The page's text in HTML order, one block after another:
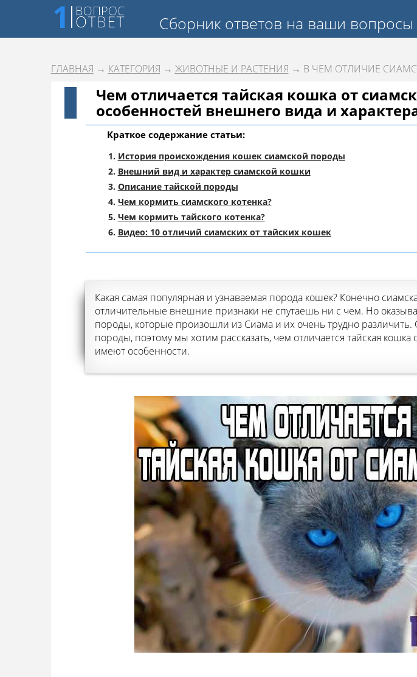
Сборник ответов на ваши вопросы
ГЛАВНАЯ → КАТЕГОРИЯ → ЖИВОТНЫЕ И РАСТЕНИЯ → В ЧЕМ ОТЛИЧИЕ
Чем отличается тайская кошка от
особенностей внешнего вида и
Краткое содержание статьи:
История происхождения кошек сиамской породы
Внешний вид и характер сиамской кошки
Описание тайской породы
Чем кормить сиамского котенка?
Чем кормить тайского котенка?
Видео: 10 отличий сиамских от тайских кошек
Какая самая популярная и узнаваемая порода кошек? Конечно
отличительные внешние признаки не спутаешь ни с чем. Но
породы, которые произошли из Сиама и их очень трудно различить.
породы, поэтому мы хотим рассказать, чем отличается тайская кошка
имеют особенности.